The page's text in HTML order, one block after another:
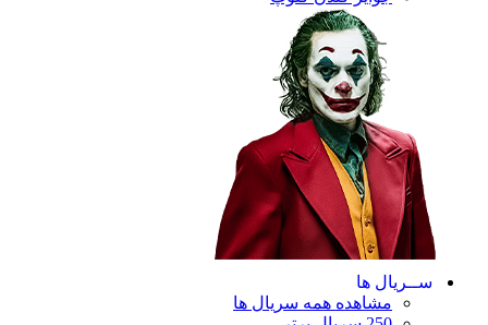
ها
مشاهده همه سریال ها